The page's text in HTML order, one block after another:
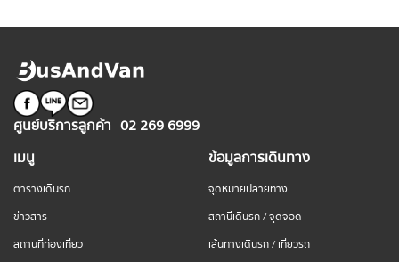
ศูนย์บริการลูกค้า 02 269 6999
เมนู
ตารางเดินรถ
ข่าวสาร
สถานที่ท่องเที่ยว
ข้อมูลการเดินทาง
จุดหมายปลายทาง
สถานีเดินรถ / จุดจอด
เส้นทางเดินรถ / เที่ยวรถ